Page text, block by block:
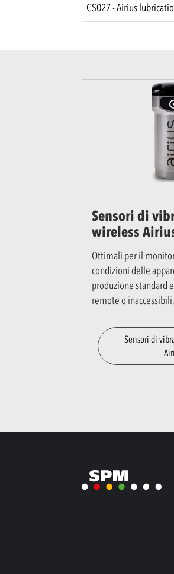
CS027 - Airius
Sensori di
wireless
Ottimali per il
condizioni delle
produzione standard
remote o
Sensori di